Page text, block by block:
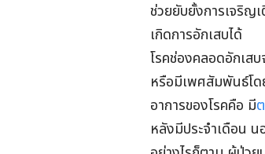
ช่วยยับยั้งการเจริญ
เกิดการอักเสบได้
โรคช่องคลอดอักเส
หรือมีเพศสัมพันธ์โด
อาการของโรคคือ มี
หลังมีประจำเดือน